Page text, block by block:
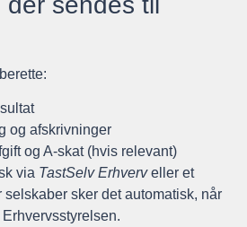
og afskrivninger
og A-skat (hvis relevant)
via TastSelv Erhverveller et
sker det automatisk, når